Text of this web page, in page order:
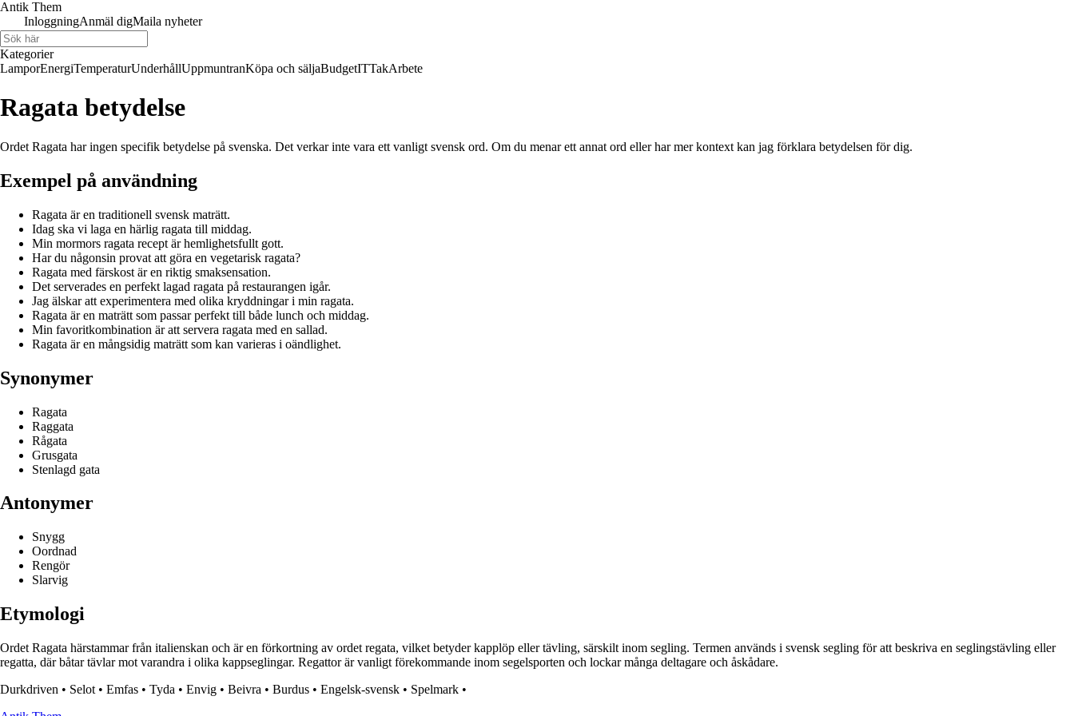
Antik Them
InloggningAnmäl digMaila nyheter
Kategorier
LamporEnergiTemperaturUnderhållUppmuntranKöpa och säljaBudgetITTakArbete
Ragata betydelse
Ordet Ragata har ingen specifik betydelse på svenska. Det verkar inte vara ett vanligt svensk ord. Om du menar ett annat ord eller har mer kontext kan jag förklara betydelsen för dig.
Exempel på användning
Ragata är en traditionell svensk maträtt.
Idag ska vi laga en härlig ragata till middag.
Min mormors ragata recept är hemlighetsfullt gott.
Har du någonsin provat att göra en vegetarisk ragata?
Ragata med färskost är en riktig smaksensation.
Det serverades en perfekt lagad ragata på restaurangen igår.
Jag älskar att experimentera med olika kryddningar i min ragata.
Ragata är en maträtt som passar perfekt till både lunch och middag.
Min favoritkombination är att servera ragata med en sallad.
Ragata är en mångsidig maträtt som kan varieras i oändlighet.
Synonymer
Ragata
Raggata
Rågata
Grusgata
Stenlagd gata
Antonymer
Snygg
Oordnad
Rengör
Slarvig
Etymologi
Ordet Ragata härstammar från italienskan och är en förkortning av ordet regata, vilket betyder kapplöp eller tävling, särskilt inom segling. Termen används i svensk segling för att beskriva en seglingstävling eller
regatta, där båtar tävlar mot varandra i olika kappseglingar. Regattor är vanligt förekommande inom segelsporten och lockar många deltagare och åskådare.
Durkdriven • Selot • Emfas • Tyda • Envig • Beivra • Burdus • Engelsk-svensk • Spelmark •